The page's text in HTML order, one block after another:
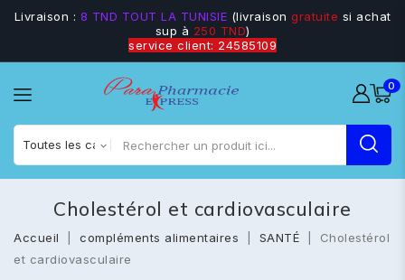
Livraison : 8 TND TOUT LA TUNISIE (livraison gratuite si achat
sup à 250 TND)
service client: 24585109
0
Cholestérol et cardiovasculaire
Accueil compléments alimentaires SANTÉ
Cholestérol
et cardiovasculaire